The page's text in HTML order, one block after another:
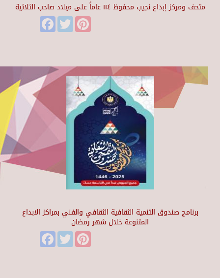
متحف ومركز إبداع نجيب محفوظ ١١٤ عاماً على ميلاد صاحب الثلاثية
FacebookTwitter
برنامج صندوق التنمية الثقافية الثقافي والفني بمراكز الابداع
المتنوعة خلال شهر رمضان
FacebookTwitter